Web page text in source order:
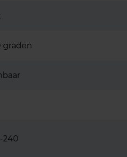
graden
240